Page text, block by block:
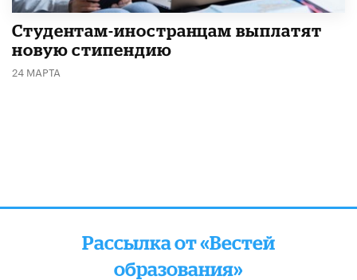
Студентам-иностранцам выплатят
новую стипендию
24 МАРТА
Рассылка от «Вестей
образования»